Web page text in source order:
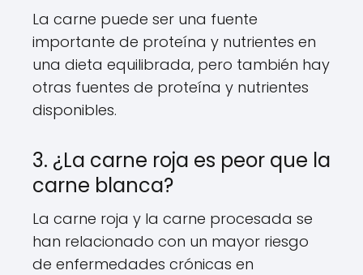
La carne puede ser una fuente
importante de proteína y nutrientes en
una dieta equilibrada, pero también hay
otras fuentes de proteína y nutrientes
disponibles.
3. ¿La carne roja es peor que la
carne blanca?
La carne roja y la carne procesada se
han relacionado con un mayor riesgo
de enfermedades crónicas en